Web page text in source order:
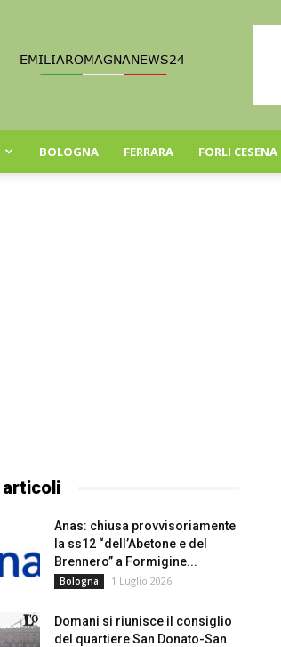
Romagna
BOLOGNA FERRARA FORLI CESENA
articoli
Anas: chiusa provvisoriamente
la ss12 “dell’Abetone e del
Brennero” a Formigine...
Bologna 1 Luglio 2026
Domani si riunisce il consiglio
del quartiere San Donato-San